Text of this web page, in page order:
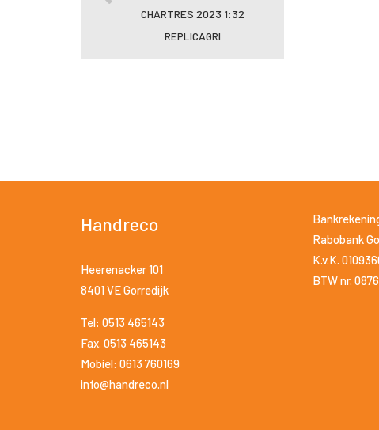
CHARTRES 2023 1:32
REPLICAGRI
Handreco
Heerenacker 101
8401 VE Gorredijk
Tel: 0513 465143
Fax. 0513 465143
Mobiel: 0613 760169
info@handreco.nl
Rabobank
K.v.K.
BTW nr.